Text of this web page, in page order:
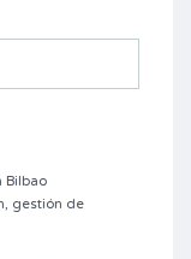
Bilbao
gestión de